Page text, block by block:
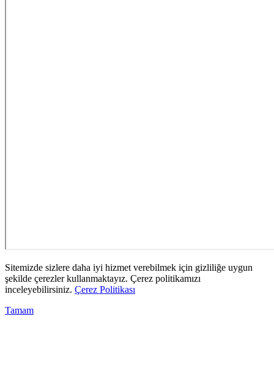
Sitemizde sizlere daha iyi hizmet verebilmek için gizliliğe uygun
şekilde çerezler kullanmaktayız. Çerez politikamızı
inceleyebilirsiniz. Çerez Politikası
Tamam